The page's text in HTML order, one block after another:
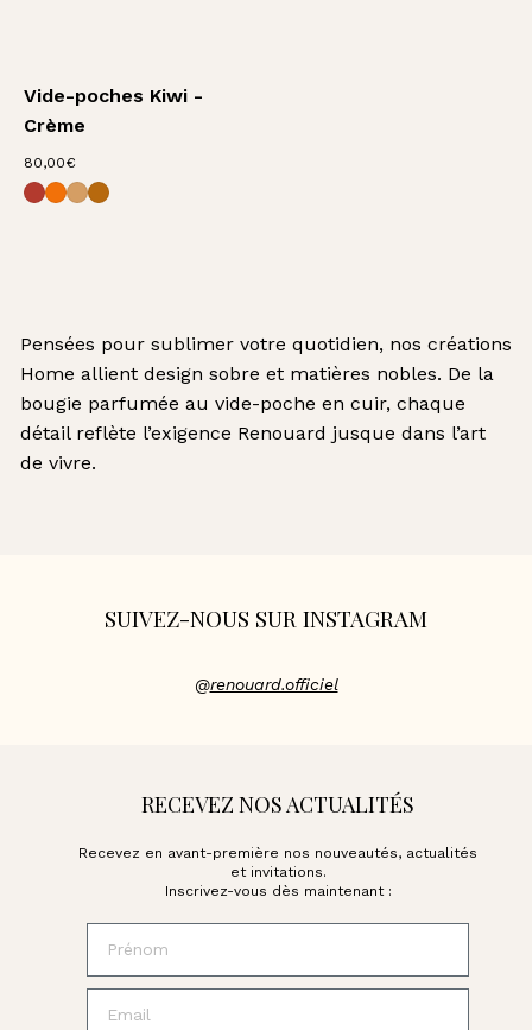
Vide-poches Kiwi -
Crème
80,00€8
0
,
Vide-poches Kiwi - Terracotta Vide-poches Kiwi - Orange Vide-poches Kiwi - Léopard Vide-poches Kiwi - Fauve
Pensées pour sublimer votre quotidien, nos créations
Home allient design sobre et matières nobles. De la
bougie parfumée au vide-poche en cuir, chaque
détail reflète l’exigence Renouard jusque dans l’art
de vivre.
SUIVEZ-NOUS SUR INSTAGRAM
@renouard.officiel
RECEVEZ NOS ACTUALITÉS
Recevez en avant-première nos nouveautés, actualités
et invitations.
Inscrivez-vous dès maintenant :
Prénom
Email